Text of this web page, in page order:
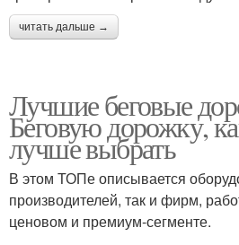
читать дальше →
Лучшие беговые
Беговую дорожку,
лучше выбрать
В этом ТОПе описывается
производителей, так и фирм,
ценовом и премиум-сегменте.